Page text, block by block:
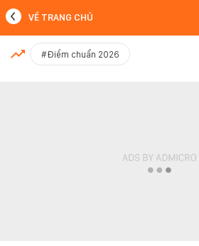
MỚI NHẤT
VỀ TRANG CHỦ
#Điểm chuẩn 2026